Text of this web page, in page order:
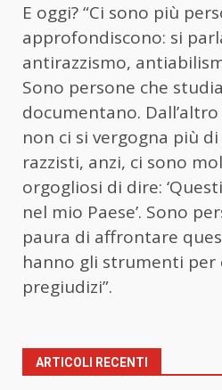
E oggi? “Ci sono più
approfondiscono: si
antirazzismo,
Sono persone che
documentano.
non ci si vergogna più
razzisti, anzi, ci sono
orgogliosi di dire:
nel mio Paese’. Sono
paura di affrontare
hanno gli strumenti per
pregiudizi”.
ARTICOLI RECENTI